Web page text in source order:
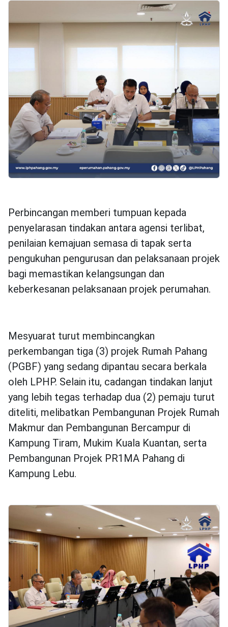
Perbincangan memberi tumpuan kepada
penyelarasan tindakan antara agensi terlibat,
penilaian kemajuan semasa di tapak serta
pengukuhan pengurusan dan pelaksanaan projek
bagi memastikan kelangsungan dan
keberkesanan pelaksanaan projek perumahan.
Mesyuarat turut membincangkan
perkembangan tiga (3) projek Rumah Pahang
(PGBF) yang sedang dipantau secara berkala
oleh LPHP. Selain itu, cadangan tindakan lanjut
yang lebih tegas terhadap dua (2) pemaju turut
diteliti, melibatkan Pembangunan Projek Rumah
Makmur dan Pembangunan Bercampur di
Kampung Tiram, Mukim Kuala Kuantan, serta
Pembangunan Projek PR1MA Pahang di
Kampung Lebu.